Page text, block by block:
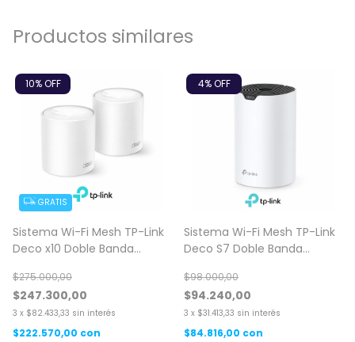
Productos similares
GRATIS
Sistema Wi-Fi Mesh TP-Link
Deco x10 Doble Banda
$247.300,00
$275.000,00
10% OFF
3 x $82.433,33 sin interés
$222.570,00 con
Sistema Wi-Fi Mesh TP-Link
Deco S7 Doble Banda
$94.240,00
$98.000,00
4% OFF
3 x $31.413,33 sin interés
$84.816,00 con